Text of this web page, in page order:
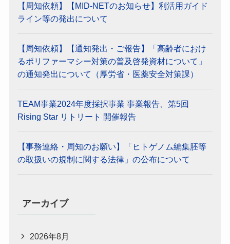
【周知依頼】【MID-NETのお知らせ】利活用ガイド
ライン等の発出について
【周知依頼】【通知発出・ご報告】「高齢者におけ
るポリファーマシー対策の普及啓発資材について」
の通知発出について（厚労省・医薬安全対策課）
TEAM事業2024年度採択事業 事業報告、第5回
Rising Star リトリート 開催報告
【事務連絡・周知のお願い】「ヒトゲノム編集胚等
の取扱いの規制に関する法律」の公布について
アーカイブ
2026年8月